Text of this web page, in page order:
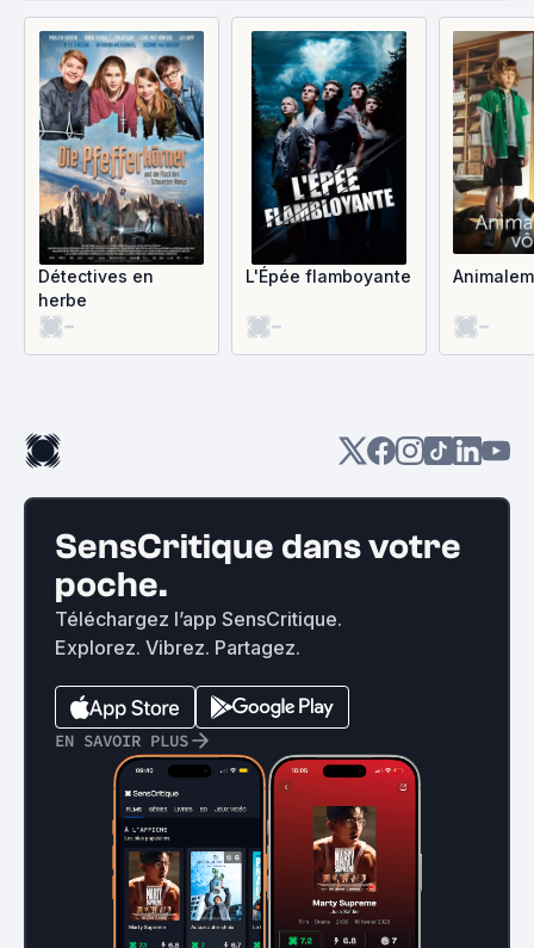
Détectives en
herbe
-
L'Épée flamboyante
- -
SensCritique dans votre
poche.
Téléchargez l’app SensCritique.
Explorez. Vibrez. Partagez.
EN SAVOIR PLUS